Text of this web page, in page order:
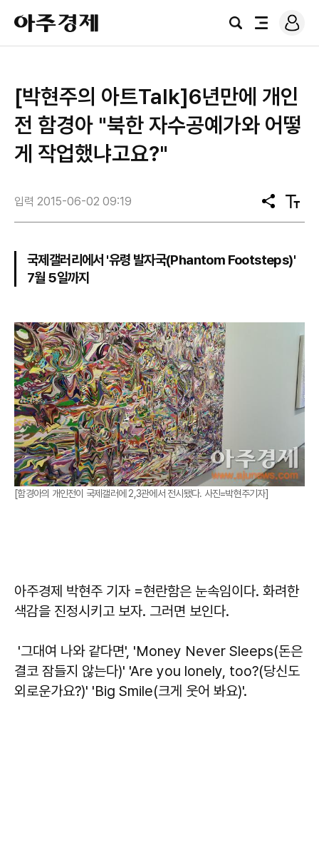
아
주
경
검
전
로
그
[박현주의 아트Talk]6년만에 개인
전 함경아 "북한 자수공예가와 어떻
게 작업했냐고요?"
입력 2015-06-02 09:19
공
유
텍
스
기
국제갤러리에서 '유령 발자국(Phantom Footsteps)'
7월 5일까지
[함경아의 개인전이 국제갤러에 2,3관에서 전시됐다. 사진=박현주기자]
아주경제 박현주 기자 =현란함은 눈속임이다. 화려한
색감을 진정시키고 보자. 그러면 보인다.
'그대여 나와 같다면', 'Money Never Sleeps(돈은
결코 잠들지 않는다)' 'Are you lonely, too?(당신도
외로운가요?)' 'Big Smile(크게 웃어 봐요)'.